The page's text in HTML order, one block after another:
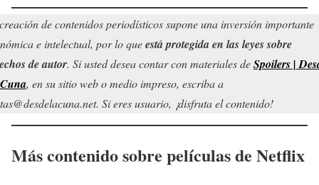
de contenidos periodísticos supone una inversión importante
e intelectual, por lo queestá protegida en las leyes sobre
de autor. Si usted desea contar con materiales deSpoilers |
, en su sitio web o medio impreso, escriba a
Si eres usuario, ¡disfruta el contenido!
Más contenido sobre películas de Netflix